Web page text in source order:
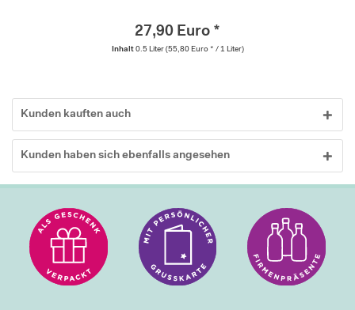
27,90 Euro *
Inhalt 0.5 Liter (55,80 Euro * / 1 Liter)
Kunden kauften auch
Kunden haben sich ebenfalls angesehen